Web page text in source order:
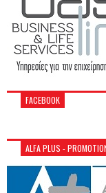
FACEBOOK
ALFA PLUS -